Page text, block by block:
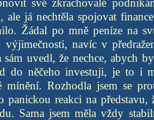
své zkrachovalé
ale já nechtěla spojovat
Žádal po mně peníze na
navíc v
uvedl, že nechce, abych
do něčeho investuji, je to i
Rozhodla jsem se
panickou reakci na představu,
Sama jsem měla vždy